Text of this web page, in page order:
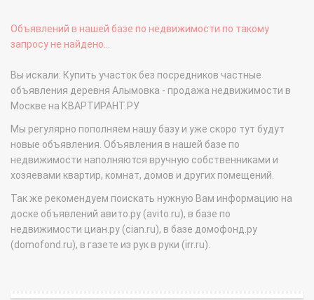
Объявлений в нашей базе по недвижимости по такому
запросу не найдено...
Вы искали: Купить участок без посредников частные
объявления деревня Алымовка - продажа недвижимости в
Москве на КВАРТИРАНТ.РУ
Мы регулярно пополняем нашу базу и уже скоро тут будут
новые объявления. Объявления в нашей базе по
недвижимости наполняются вручную собственниками и
хозяевами квартир, комнат, домов и других помещений.
Так же рекомендуем поискать нужную Вам информацию на
доске объявлений авито.ру (avito.ru), в базе по
недвижимости циан.ру (cian.ru), в базе домофонд.ру
(domofond.ru), в газете из рук в руки (irr.ru).